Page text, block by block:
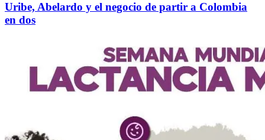
Uribe, Abelardo y el negocio de partir a Colombia
en dos